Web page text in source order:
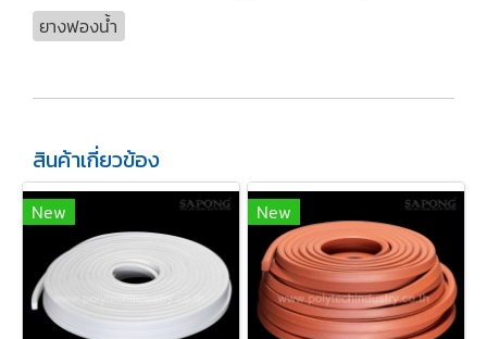
ยางฟองน้ำ
สินค้าเกี่ยวข้อง
New New